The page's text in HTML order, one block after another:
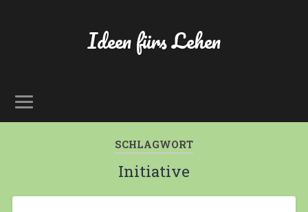
Ideen fürs Lehen
SCHLAGWORT
Initiative